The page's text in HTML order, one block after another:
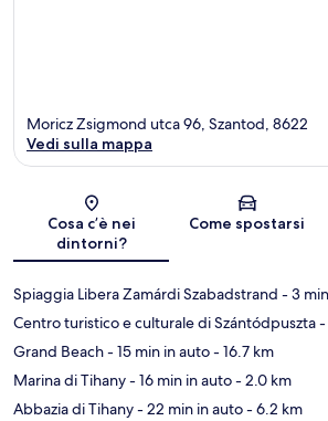
Mappa
Moricz Zsigmond utca 96, Szantod, 8622
Vedi sulla mappa
Cosa c’è nei
dintorni?
Come spostarsi
Spiaggia Libera Zamárdi Szabadstrand - 3
Centro turistico e culturale di Szántódpuszta-
Grand Beach- 15 min in auto- 16.7 km
Marina di Tihany- 16 min in auto- 2.0 km
Abbazia di Tihany- 22 min in auto- 6.2 km